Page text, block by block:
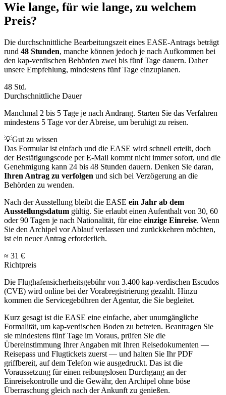
Wie lange, für wie lange, zu welchem
Preis?
Die durchschnittliche Bearbeitungszeit eines EASE-Antrags beträgt
rund 48 Stunden, manche können jedoch je nach Aufkommen bei
den kap-verdischen Behörden zwei bis fünf Tage dauern. Daher
unsere Empfehlung, mindestens fünf Tage einzuplanen.
48 Std.
Durchschnittliche Dauer
Manchmal 2 bis 5 Tage je nach Andrang. Starten Sie das Verfahren
mindestens 5 Tage vor der Abreise, um beruhigt zu reisen.
💡Gut zu wissen
Das Formular ist einfach und die EASE wird schnell erteilt, doch
der Bestätigungscode per E-Mail kommt nicht immer sofort, und die
Genehmigung kann 24 bis 48 Stunden dauern. Denken Sie daran,
Ihren Antrag zu verfolgen und sich bei Verzögerung an die
Behörden zu wenden.
Nach der Ausstellung bleibt die EASE ein Jahr ab dem
Ausstellungsdatum gültig. Sie erlaubt einen Aufenthalt von 30, 60
oder 90 Tagen je nach Nationalität, für eine einzige Einreise. Wenn
Sie den Archipel vor Ablauf verlassen und zurückkehren möchten,
ist ein neuer Antrag erforderlich.
≈ 31 €
Richtpreis
Die Flughafensicherheitsgebühr von 3.400 kap-verdischen Escudos
(CVE) wird online bei der Vorabregistrierung gezahlt. Hinzu
kommen die Servicegebühren der Agentur, die Sie begleitet.
Kurz gesagt ist die EASE eine einfache, aber unumgängliche
Formalität, um kap-verdischen Boden zu betreten. Beantragen Sie
sie mindestens fünf Tage im Voraus, prüfen Sie die
Übereinstimmung Ihrer Angaben mit Ihren Reisedokumenten —
Reisepass und Flugtickets zuerst — und halten Sie Ihr PDF
griffbereit, auf dem Telefon wie ausgedruckt. Das ist die
Voraussetzung für einen reibungslosen Durchgang an der
Einreisekontrolle und die Gewähr, den Archipel ohne böse
Überraschung gleich nach der Ankunft zu genießen.